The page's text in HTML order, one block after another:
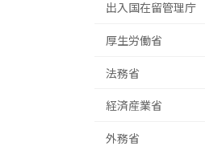
出入国在留管理庁
厚生労働省
法務省
経済産業省
外務省